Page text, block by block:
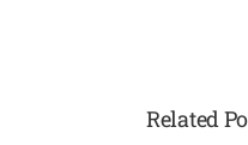
Related